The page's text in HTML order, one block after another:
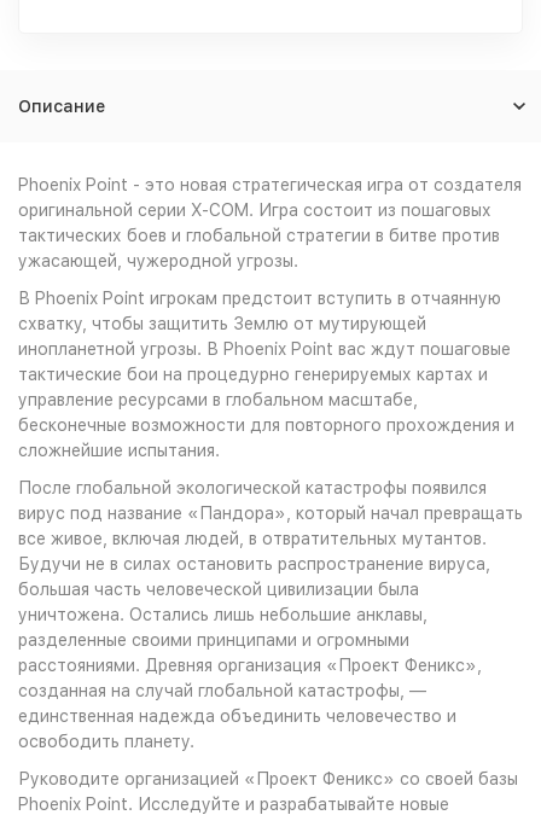
Описание
Phoenix Point - это новая стратегическая игра от создателя
оригинальной серии X-COM. Игра состоит из пошаговых
тактических боев и глобальной стратегии в битве против
ужасающей, чужеродной угрозы.
В Phoenix Point игрокам предстоит вступить в отчаянную
схватку, чтобы защитить Землю от мутирующей
инопланетной угрозы. В Phoenix Point вас ждут пошаговые
тактические бои на процедурно генерируемых картах и
управление ресурсами в глобальном масштабе,
бесконечные возможности для повторного прохождения и
сложнейшие испытания.
После глобальной экологической катастрофы появился
вирус под название «Пандора», который начал превращать
все живое, включая людей, в отвратительных мутантов.
Будучи не в силах остановить распространение вируса,
большая часть человеческой цивилизации была
уничтожена. Остались лишь небольшие анклавы,
разделенные своими принципами и огромными
расстояниями. Древняя организация «Проект Феникс»,
созданная на случай глобальной катастрофы, —
единственная надежда объединить человечество и
освободить планету.
Руководите организацией «Проект Феникс» со своей базы
Phoenix Point. Исследуйте и разрабатывайте новые